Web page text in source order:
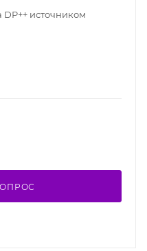
источником